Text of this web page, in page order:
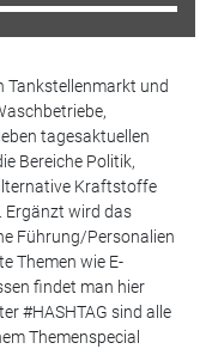
Tankstellenmarkt und
tagesaktuellen
Bereiche Politik,
Kraftstoffe
Ergänzt wird das
Führung/Personalien
Themen wie E-
findet man hier
#HASHTAG sind alle
Themenspecial